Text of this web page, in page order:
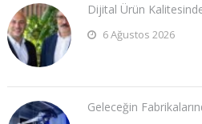
Dijital Ürün
6 Ağustos 2026
Geleceğin